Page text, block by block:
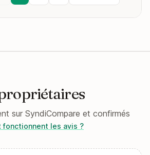
sur SyndiCompare et confirmés
fonctionnent les avis ?